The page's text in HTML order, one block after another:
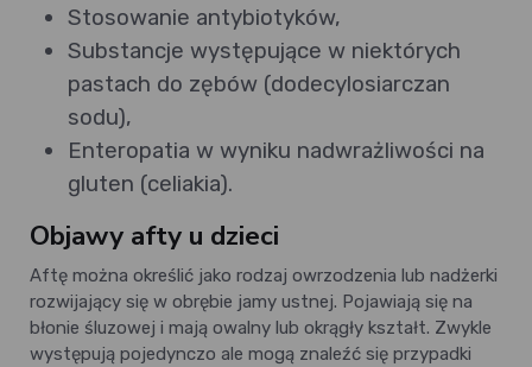
Stosowanie antybiotyków,
Substancje występujące w niektórych
pastach do zębów (dodecylosiarczan
sodu),
Enteropatia w wyniku nadwrażliwości na
gluten (celiakia).
Objawy afty u dzieci
Aftę można określić jako rodzaj owrzodzenia lub nadżerki
rozwijający się w obrębie jamy ustnej. Pojawiają się na
błonie śluzowej i mają owalny lub okrągły kształt. Zwykle
występują pojedynczo ale mogą znaleźć się przypadki